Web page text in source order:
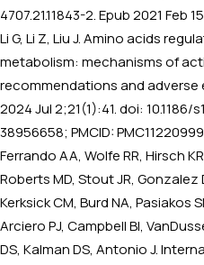
4707.21.11843-2. Epub 2021 Feb
Li G, Li Z, Liu J. Amino acids
metabolism: mechanisms of
recommendations and adverse
2024 Jul 2;21(1):41. doi:
38956658; PMCID: PMC11220999.
Ferrando AA, Wolfe RR, Hirsch
Roberts MD, Stout JR, Gonzalez
Kerksick CM, Burd NA, Pasiakos
Arciero PJ, Campbell BI,
DS, Kalman DS, Antonio J.